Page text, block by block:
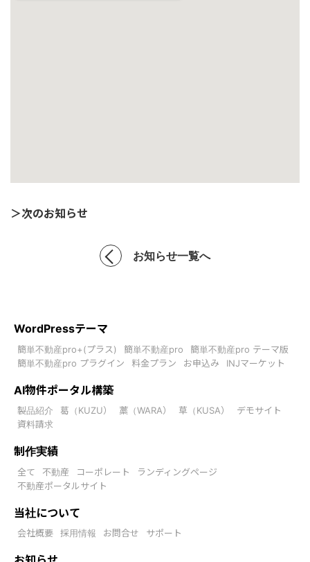
＞次のお知らせ
お知らせ一覧へ
WordPressテーマ
簡単不動産pro+(プラス) 簡単不動産pro
簡単不動産pro テーマ版
簡単不動産pro プラグイン
料金プラン お申込み INJマーケット
AI物件ポータル構築
製品紹介 葛（KUZU） 藁（WARA） 草（KUSA）
デモサイト
資料請求
制作実績
全て 不動産 コーポレート
ランディングページ
不動産ポータルサイト
当社について
会社概要 採用情報 お問合せ サポート